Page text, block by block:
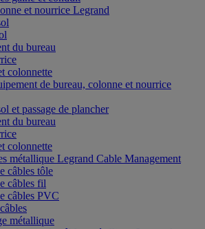
et nourrice Legrand
du bureau
colonnette
de bureau, colonne et nourrice
et passage de plancher
du bureau
colonnette
métallique Legrand Cable Management
câbles tôle
câbles fil
câbles PVC
métallique